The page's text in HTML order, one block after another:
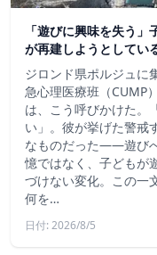
「遊びに興味を失う
が再建しようとしてい
ジロンド県ポルジュに
急心理医療班（CUMP
は、こう呼びかけた。
い」。彼が挙げた警戒
なものだった――遊び
憶ではなく、子どもが
づけない変化。この一
何を…
日付: 2026/8/5